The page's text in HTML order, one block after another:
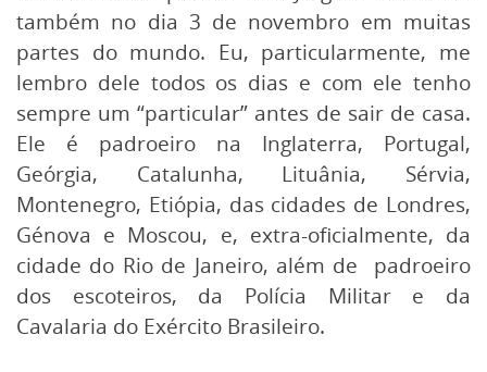
também no dia 3 de novembro em muitas
partes do mundo. Eu, particularmente, me
lembro dele todos os dias e com ele tenho
sempre um “particular” antes de sair de casa.
Ele é padroeiro na Inglaterra, Portugal,
Geórgia, Catalunha, Lituânia, Sérvia,
Montenegro, Etiópia, das cidades de Londres,
Génova e Moscou, e, extra-oficialmente, da
cidade do Rio de Janeiro, além de padroeiro
dos escoteiros, da Polícia Militar e da
Cavalaria do Exército Brasileiro.